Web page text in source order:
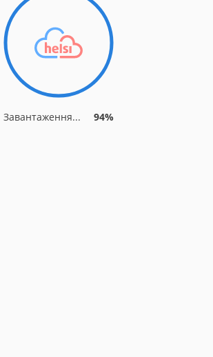
Завантаження... 94%